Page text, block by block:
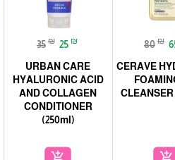
80 ₪
CERAVE
add_shopping_cart
35 ₪ 25 ₪
URBAN CARE
HYALURONIC ACID
AND COLLAGEN
CONDITIONER
(250ml)
add_shopping_cart